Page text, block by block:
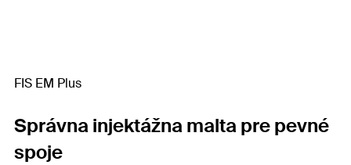
FIS EM Plus
Správna injektážna malta pre pevné
spoje